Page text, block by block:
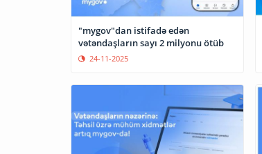
"mygov"dan istifadə edən
vətəndaşların sayı 2 milyonu ötüb
24-11-2025